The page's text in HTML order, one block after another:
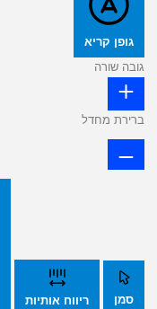
גופן קריא
גובה שורה
ברירת מחדל
סמן ריווח אותיות